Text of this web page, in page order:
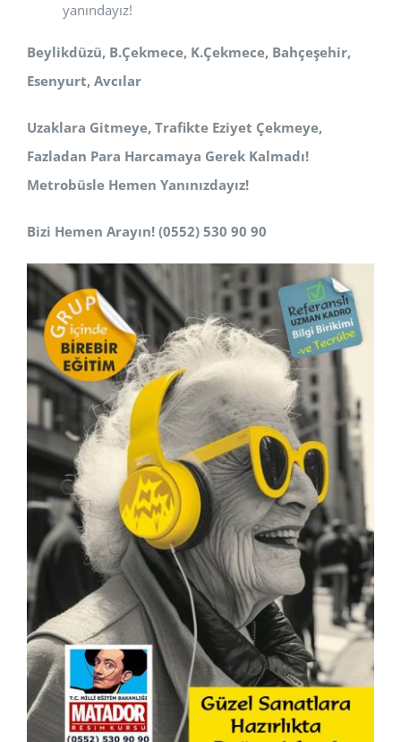
yanındayız!
Beylikdüzü, B.Çekmece, K.Çekmece, Bahçeşehir,
Esenyurt, Avcılar
Uzaklara Gitmeye, Trafikte Eziyet Çekmeye,
Fazladan Para Harcamaya Gerek Kalmadı!
Metrobüsle Hemen Yanınızdayız!
Bizi Hemen Arayın! (0552) 530 90 90